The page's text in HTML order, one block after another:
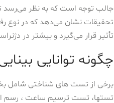
جالب توجه است که به نظر می‌رسد
تحقیقات نشان می‌دهد که در نوع
تأثیر قرار می‌گیرد و بیشتر در
چگونه توانایی
برخی از تست های شناختی شامل